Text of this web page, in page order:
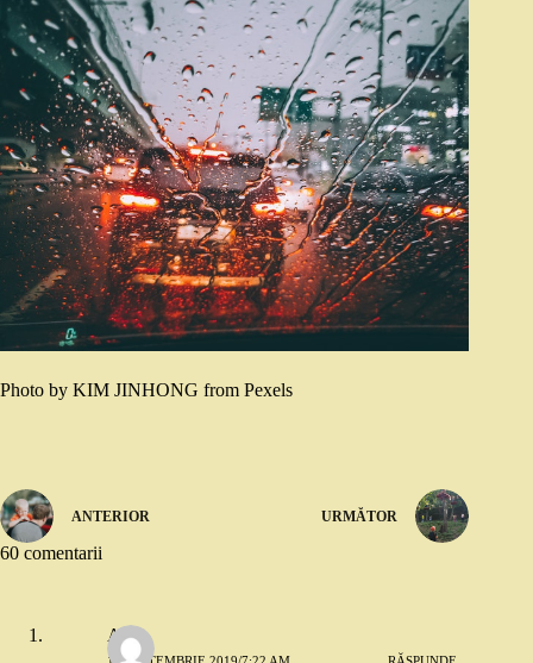
Photo by KIM JINHONG from Pexels
ANTERIOR URMĂTOR
60 comentarii
Ana